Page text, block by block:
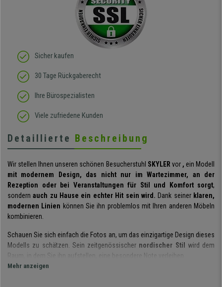
Sicher kaufen
30 Tage Rückgaberecht
Ihre Bürospezialisten
Viele zufriedene Kunden
Detaillierte Beschreibung
Wir stellen Ihnen unseren schönen Besucherstuhl SKYLER vor , ein Modell
mit modernem Design, das nicht nur im Wartezimmer, an der
Rezeption oder bei Veranstaltungen für Stil und Komfort sorgt,
sondern auch zu Hause ein echter Hit sein wird. Dank seiner klaren,
modernen Linien können Sie ihn problemlos mit Ihren anderen Möbeln
kombinieren.
Schauen Sie sich einfach die Fotos an, um das einzigartige Design dieses
Modells zu schätzen. Sein zeitgenössischer nordischer Stil wird dem
Raum, in dem Sie ihn aufstellen, eine besondere Note verleihen.
Mehr anzeigen